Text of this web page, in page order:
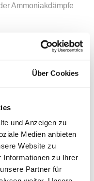
Über Cookies
und Anzeigen zu
Medien anbieten
Website zu
Informationen zu Ihrer
Partner für
Ammoniakdämpfe
Sie den
Lot-Kugel
Spitze kleben
mit
Ihrer Verzinnung.
Spitze bildet, sollte
haben.
Schwamm statt
ist funktioniert